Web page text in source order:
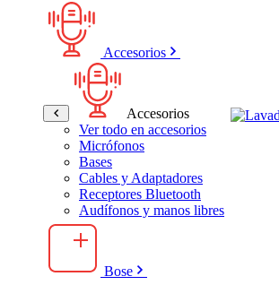
Accesorios
Accesorios
Ver todo en accesorios
Micrófonos
Bases
Cables y Adaptadores
Receptores Bluetooth
Audífonos y manos libres
Bose